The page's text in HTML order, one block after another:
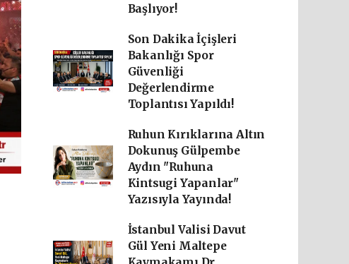
Başlıyor!
Son Dakika İçişleri
Bakanlığı Spor
Güvenliği
Değerlendirme
Toplantısı Yapıldı!
Ruhun Kırıklarına Altın
Dokunuş Gülpembe
Aydın "Ruhuna
Kintsugi Yapanlar"
Yazısıyla Yayında!
İstanbul Valisi Davut
Gül Yeni Maltepe